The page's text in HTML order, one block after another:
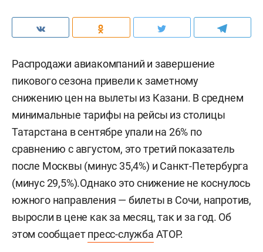
Распродажи авиакомпаний и завершение
пикового сезона привели к заметному
снижению цен на вылеты из Казани. В среднем
минимальные тарифы на рейсы из столицы
Татарстана в сентябре упали на 26% по
сравнению с августом, это третий показатель
после Москвы (минус 35,4%) и Санкт-Петербурга
(минус 29,5%).Однако это снижение не коснулось
южного направления — билеты в Сочи, напротив,
выросли в цене как за месяц, так и за год. Об
этом сообщаетпресс-служба АТОР.